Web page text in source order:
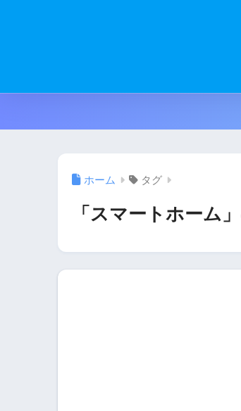
ホーム タグ
「スマートホーム